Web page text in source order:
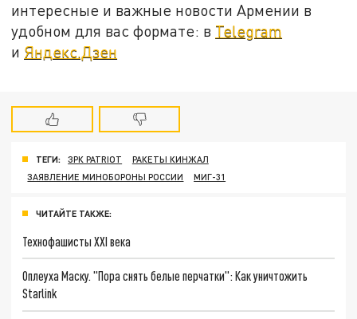
интересные и важные новости Армении в
удобном для вас формате: в Telegram
и Яндекс.Дзен
ТЕГИ: ЗРК PATRIOT
РАКЕТЫ КИНЖАЛ
ЗАЯВЛЕНИЕ МИНОБОРОНЫ РОССИИ
МИГ-31
ЧИТАЙТЕ ТАКЖЕ:
Технофашисты XXI века
Оплеуха Маску. "Пора снять белые перчатки": Как уничтожить
Starlink